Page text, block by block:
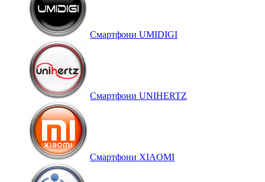
Смартфони UMIDIGI
Смартфони UNIHERTZ
Смартфони XIAOMI